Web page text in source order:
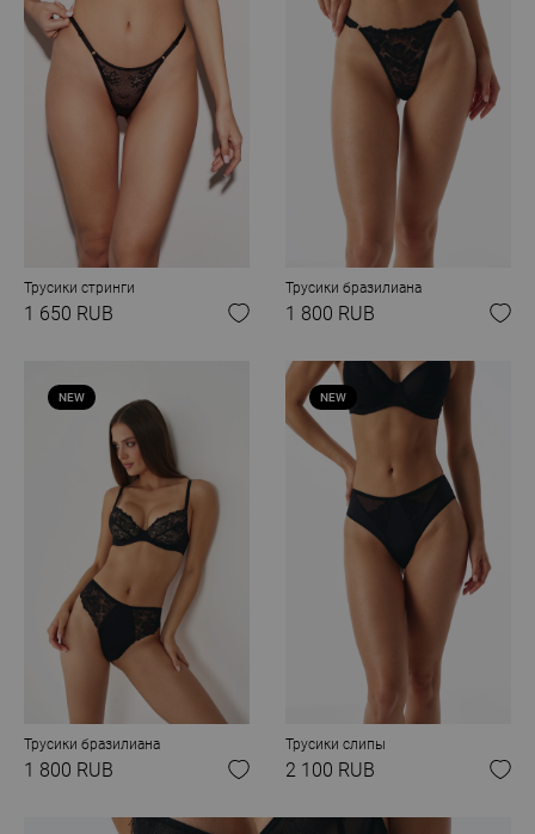
Трусики стринги
1 650 RUB
Трусики бразилиана
1 800 RUB
NEW
Трусики бразилиана
1 800 RUB
NEW
Трусики слипы
2 100 RUB